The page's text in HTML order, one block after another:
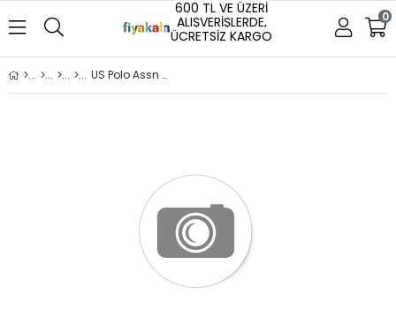
600 TL VE ÜZERİ
ALIŞVERİŞLERDE,
ÜCRETSİZ KARGO
0
US Polo Assn T-shirt PU-8731 GTP04IY026